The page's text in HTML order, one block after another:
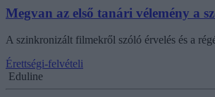
Megvan az első tanári vélemény a
A szinkronizált filmekről szóló érvelés és a
Érettségi-felvételi
Eduline